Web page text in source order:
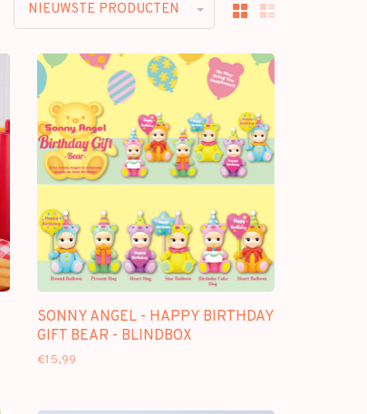
NIEUWSTE PRODUCTEN
SONNY ANGEL - HAPPY BIRTHDAY
GIFT BEAR - BLINDBOX
€15,99